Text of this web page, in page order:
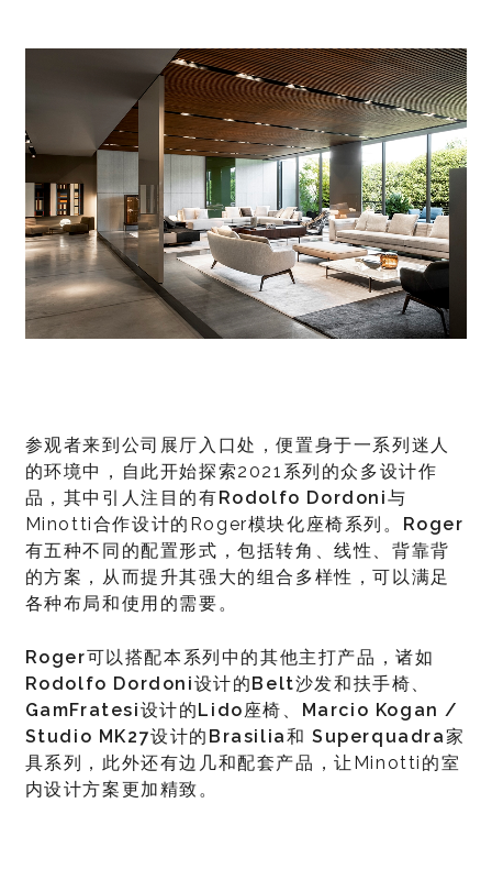
参观者来到公司展厅入口处，便置身于一系列迷人
的环境中，自此开始探索2021系列的众多设计作
品，其中引人注目的有Rodolfo Dordoni与
Minotti合作设计的Roger模块化座椅系列。 Roger
有五种不同的配置形式，包括转角、线性、背靠背
的方案，从而提升其强大的组合多样性，可以满足
各种布局和使用的需要。
Roger可以搭配本系列中的其他主打产品，诸如
Rodolfo Dordoni设计的Belt沙发和扶手椅、
GamFratesi设计的Lido座椅、 Marcio Kogan /
Studio MK27设计的 Brasilia和Superquadra家
具系列，此外还有边几和配套产品，让Minotti的室
内设计方案更加精致。